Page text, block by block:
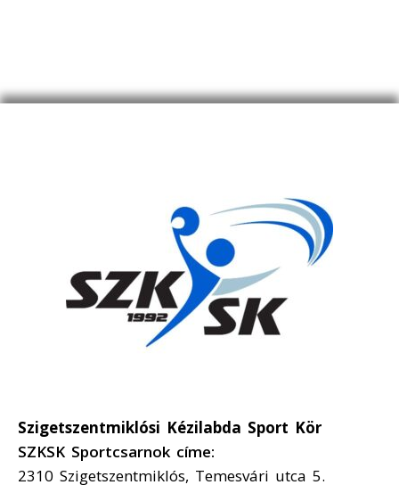
Szigetszentmiklósi Kézilabda Sport Kör
SZKSK Sportcsarnok címe:
2310 Szigetszentmiklós, Temesvári utca 5.